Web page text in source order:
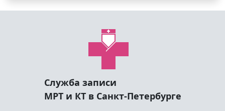
Служба записи
МРТ и КТ в Санкт-Петербурге